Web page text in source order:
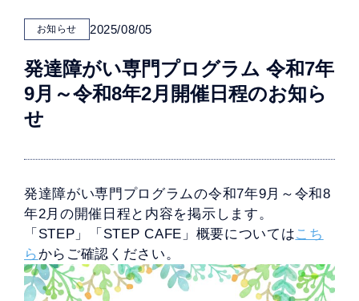
お知らせ 2025/08/05
発達障がい専門プログラム 令和7年
9月～令和8年2月開催日程のお知ら
せ
発達障がい専門プログラムの令和7年9月～令和8
年2月の開催日程と内容を掲示します。
「STEP」「STEP CAFE」概要についてはこち
ら からご確認ください。